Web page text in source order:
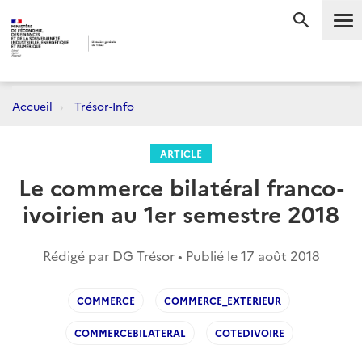
Accueil Trésor-Info
ARTICLE
Le commerce bilatéral franco-
ivoirien au 1er semestre 2018
Rédigé par DG Trésor • Publié le17 août 2018
COMMERCE COMMERCE_EXTERIEUR
COMMERCEBILATERAL COTEDIVOIRE